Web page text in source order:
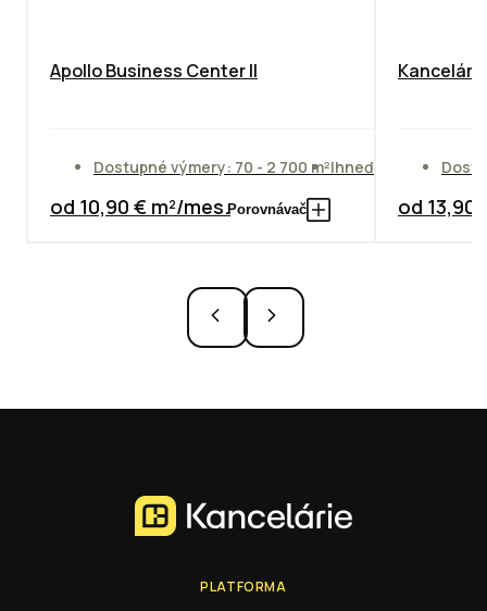
Apollo Business Center II
Dostupné výmery: 70 - 2 700 m²Ihneď
od 10,90 € m²/mes.Porovnávač od 13,90
PLATFORMA